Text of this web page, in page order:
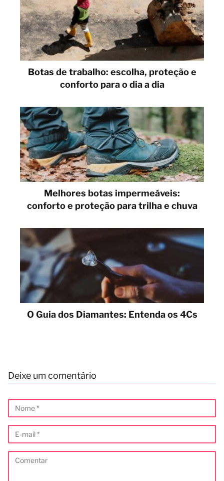
Botas de trabalho: escolha, proteção e
conforto para o dia a dia
Melhores botas impermeáveis:
conforto e proteção para trilha e chuva
O Guia dos Diamantes: Entenda os 4Cs
Deixe um comentário